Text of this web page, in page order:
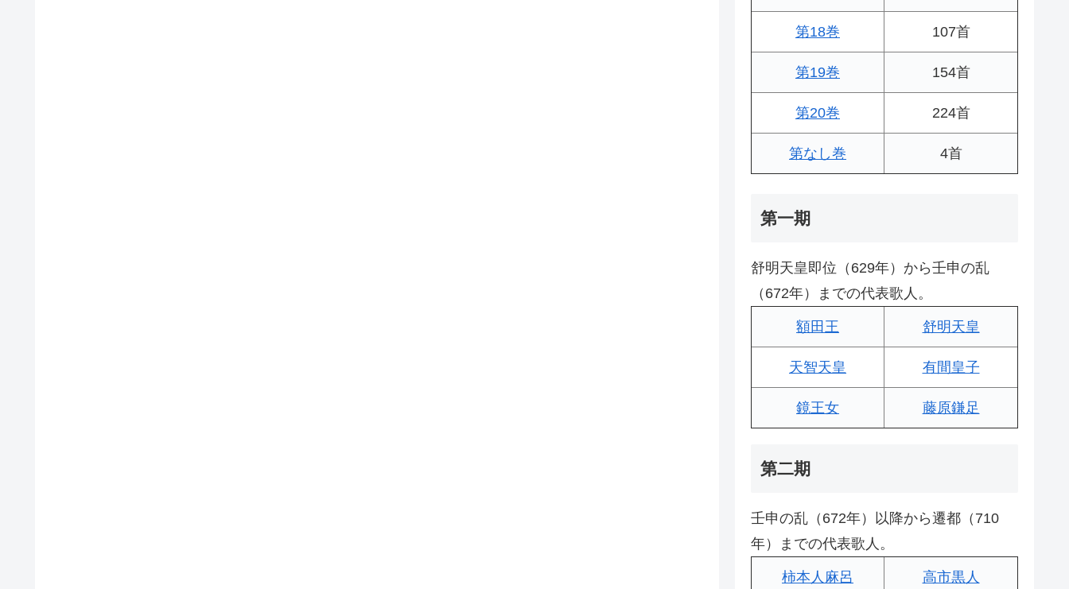
第18巻 107首
第19巻 154首
第20巻 224首
第なし巻 4首
第一期
舒明天皇即位（629年）から壬申の乱
（672年）までの代表歌人。
額田王 舒明天皇
天智天皇 有間皇子
鏡王女 藤原鎌足
第二期
壬申の乱（672年）以降から遷都（710
年）までの代表歌人。
柿本人麻呂 高市黒人